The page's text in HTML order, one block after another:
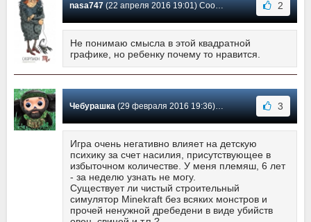
nasa747(22 апреля 2016 19:01) Сообщение #46 2
Не понимаю смысла в этой квадратной
графике, но ребенку почему то нравится.
Чебурашка(29 февраля 2016 19:36) Сообщение #45 3
Игра очень негативно влияет на детскую
психику за счет насилия, присутствующее в
избыточном количестве. У меня племяш, 6 лет
- за неделю узнать не могу.
Существует ли чистый строительный
симулятор Minekraft без всяких монстров и
прочей ненужной дребедени в виде убийств